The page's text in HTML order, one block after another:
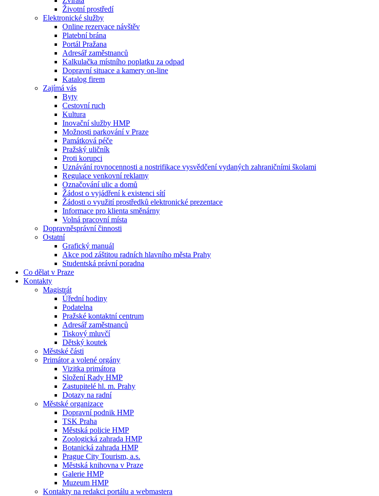
Životní prostředí
Elektronické služby
Online rezervace návštěv
Platební brána
Portál Pražana
Adresář zaměstnanců
Kalkulačka místního poplatku za odpad
Dopravní situace a kamery on-line
Katalog firem
Zajímá vás
Byty
Cestovní ruch
Kultura
Inovační služby HMP
Možnosti parkování v Praze
Památková péče
Pražský uličník
Proti korupci
Uznávání rovnocennosti a nostrifikace vysvědčení vydaných zahraničními školami
Regulace venkovní reklamy
Označování ulic a domů
Žádost o vyjádření k existenci sítí
Žádosti o využití prostředků elektronické prezentace
Informace pro klienta směnárny
Volná pracovní místa
Dopravněsprávní činnosti
Ostatní
Grafický manuál
Akce pod záštitou radních hlavního města Prahy
Studentská právní poradna
Co dělat v Praze
Kontakty
Magistrát
Úřední hodiny
Podatelna
Pražské kontaktní centrum
Adresář zaměstnanců
Tiskový mluvčí
Dětský koutek
Městské části
Primátor a volené orgány
Vizitka primátora
Složení Rady HMP
Zastupitelé hl. m. Prahy
Dotazy na radní
Městské organizace
Dopravní podnik HMP
TSK Praha
Městská policie HMP
Zoologická zahrada HMP
Botanická zahrada HMP
Prague City Tourism, a.s.
Městská knihovna v Praze
Galerie HMP
Muzeum HMP
Kontakty na redakci portálu a webmastera